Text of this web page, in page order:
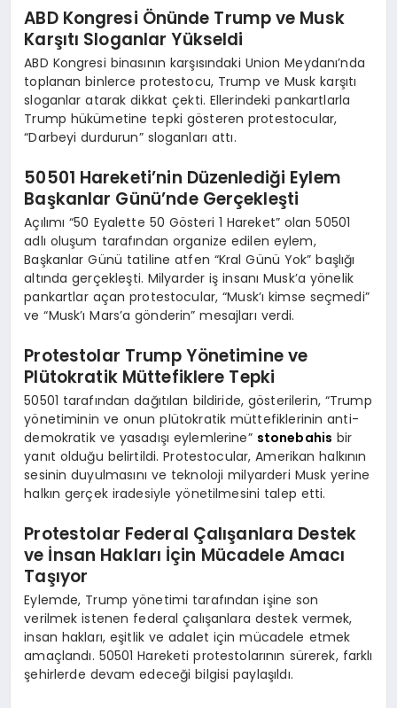
ABD Kongresi Önünde Trump ve Musk
Karşıtı Sloganlar Yükseldi
ABD Kongresi binasının karşısındaki Union Meydanı’nda
toplanan binlerce protestocu, Trump ve Musk karşıtı
sloganlar atarak dikkat çekti. Ellerindeki pankartlarla
Trump hükümetine tepki gösteren protestocular,
“Darbeyi durdurun” sloganları attı.
50501 Hareketi’nin Düzenlediği Eylem
Başkanlar Günü’nde Gerçekleşti
Açılımı “50 Eyalette 50 Gösteri 1 Hareket” olan 50501
adlı oluşum tarafından organize edilen eylem,
Başkanlar Günü tatiline atfen “Kral Günü Yok” başlığı
altında gerçekleşti. Milyarder iş insanı Musk’a yönelik
pankartlar açan protestocular, “Musk’ı kimse seçmedi”
ve “Musk’ı Mars’a gönderin” mesajları verdi.
Protestolar Trump Yönetimine ve
Plütokratik Müttefiklere Tepki
50501 tarafından dağıtılan bildiride, gösterilerin, “Trump
yönetiminin ve onun plütokratik müttefiklerinin anti-
demokratik ve yasadışı eylemlerine” stonebahis bir
yanıt olduğu belirtildi. Protestocular, Amerikan halkının
sesinin duyulmasını ve teknoloji milyarderi Musk yerine
halkın gerçek iradesiyle yönetilmesini talep etti.
Protestolar Federal Çalışanlara Destek
ve İnsan Hakları İçin Mücadele Amacı
Taşıyor
Eylemde, Trump yönetimi tarafından işine son
verilmek istenen federal çalışanlara destek vermek,
insan hakları, eşitlik ve adalet için mücadele etmek
amaçlandı. 50501 Hareketi protestolarının sürerek, farklı
şehirlerde devam edeceği bilgisi paylaşıldı.